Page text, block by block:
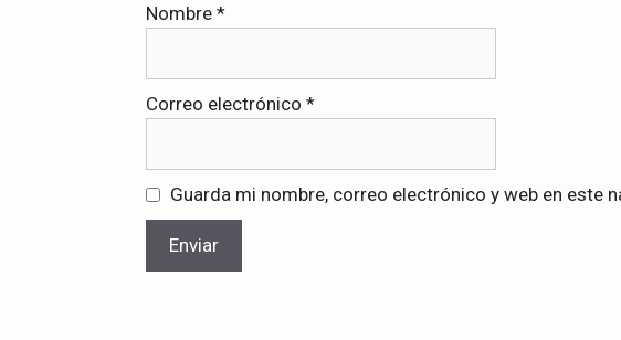
Nombre *
Correo electrónico *
Guarda mi nombre, correo electrónico y web en este